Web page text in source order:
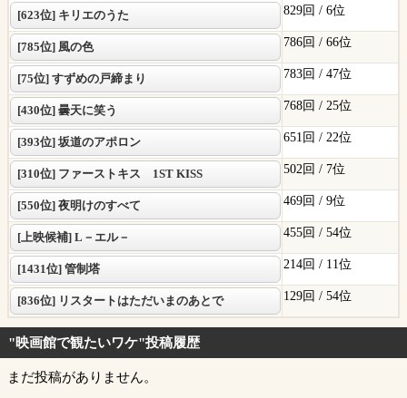
[623位] キリエのうた 829回 / 6位
[785位] 風の色 786回 / 66位
[75位] すずめの戸締まり 783回 / 47位
[430位] 曇天に笑う 768回 / 25位
[393位] 坂道のアポロン 651回 / 22位
[310位] ファーストキス 1ST KISS 502回 / 7位
[550位] 夜明けのすべて 469回 / 9位
[上映候補] L－エル－ 455回 / 54位
[1431位] 管制塔 214回 / 11位
[836位] リスタートはただいまのあとで 129回 / 54位
"映画館で観たいワケ"投稿履歴
まだ投稿がありません。